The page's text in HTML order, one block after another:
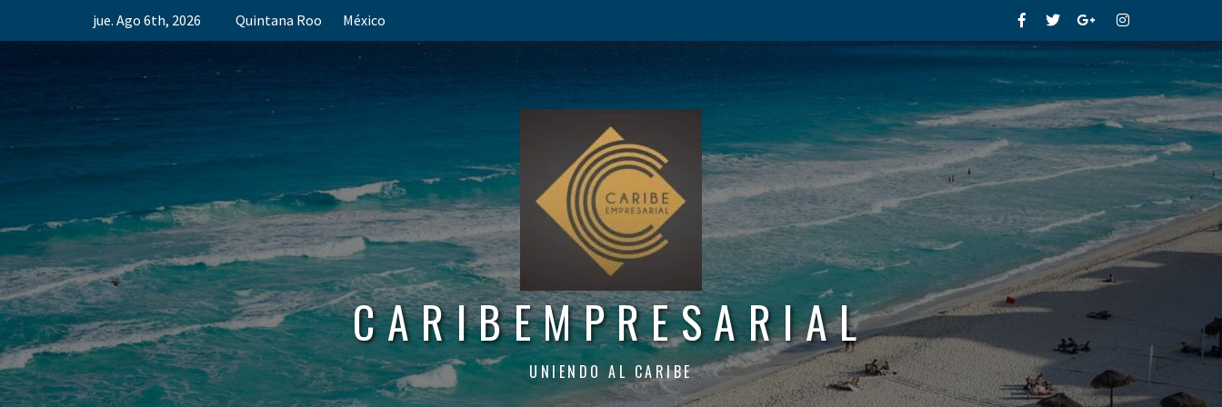
jue. Ago 6th, 2026 Quintana Roo México FacebookTwitterGoogle+Instagram
CARIBEMPRESARIAL
UNIENDO AL CARIBE